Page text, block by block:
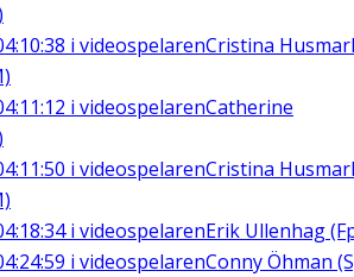
i videospelarenCristina
i videospelarenCatherine
i videospelarenCristina
i videospelarenErik Ullenhag
i videospelarenConny Öhman